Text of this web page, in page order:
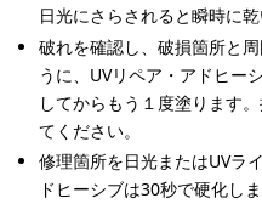
日光にさらされると瞬時に
破れを確認し、破損箇所と
うに、UVリペア・アドヒー
してからもう１度塗ります
てください。
修理箇所を日光またはUVラ
ドヒーシブは30秒で硬化し